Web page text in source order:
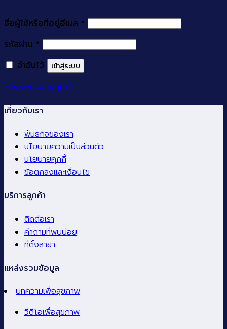
ชื่อผู้ใช้หรือที่อยู่อีเมล *
รหัสผ่าน *
จำฉันไว้
เข้าสู่ระบบ
ลืมรหัสผ่านของคุณ?
เกี่ยวกับเรา
พันธกิจของเรา
นโยบายความเป็นส่วนตัว
นโยบายคุกกี้
ข้อตกลงและเงื่อนไข
บริการลูกค้า
ติดต่อเรา
คําถามที่พบบ่อย
ที่ตั้งสาขา
แหล่งรวมข้อมูล
บทความเพื่อสุขภาพ
วีดีโอเพื่อสุขภาพ